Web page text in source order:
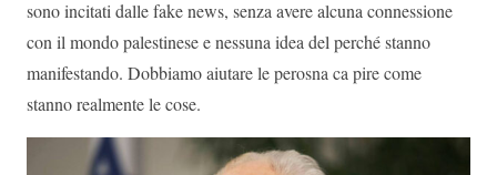
sono incitati dalle fake news, senza avere alcuna connessione
con il mondo palestinese e nessuna idea del perché stanno
manifestando. Dobbiamo aiutare le perosna ca pire come
stanno realmente le cose.